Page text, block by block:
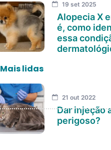
19 set 2025
Alopecia X
é, como
essa
Mais lidas
21 out 2022
Dar injeção
perigoso?